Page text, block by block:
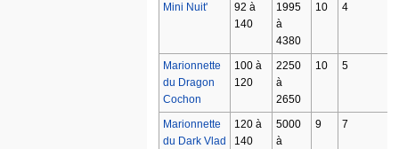
Mini Nuit'
92 à
140
1995
à
4380
10 4
Marionnette
du Dragon
Cochon
100 à
120
2250
à
2650
10 5
Marionnette
du Dark Vlad
120 à
140
5000
à
9 7